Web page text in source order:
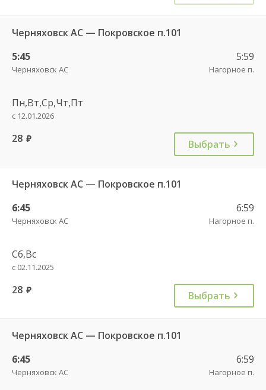
Черняховск АС — Покровское п.101
5:45
Черняховск АС
5:59
Нагорное п.
Пн,Вт,Ср,Чт,Пт
с 12.01.2026
28 руб. Выбрать
Черняховск АС — Покровское п.101
6:45
Черняховск АС
6:59
Нагорное п.
Сб,Вс
с 02.11.2025
28 руб. Выбрать
Черняховск АС — Покровское п.101
6:45
Черняховск АС
6:59
Нагорное п.